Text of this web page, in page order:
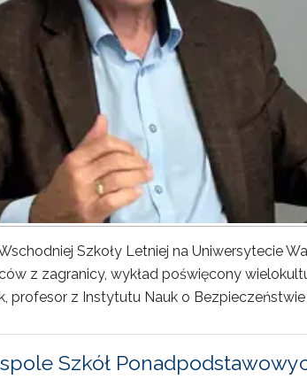
Szkoły Letniej na Uniwersytecie
z zagranicy, wykład poświęcony
profesor z Instytutu Nauk o
Szkół